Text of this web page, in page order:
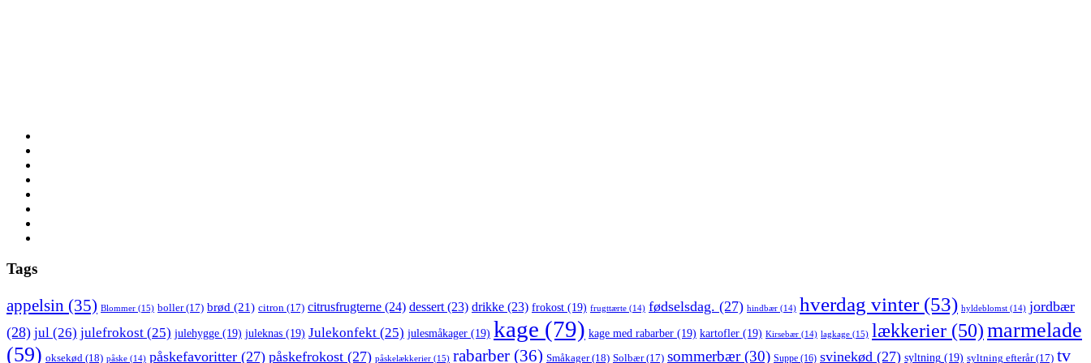
Tags
appelsin (35) Blommer (15) boller(17) brød (21) citron (17) citrusfrugterne (24) dessert (23) drikke (23) frokost (19) frugttærte (14) fødselsdag. (27) hindbær (14) hverdag vinter(53) hyldeblomst (14) jordbær
(28) jul (26) julefrokost (25) julehygge (19) juleknas (19) Julekonfekt (25) julesmåkager (19) kage (79) kage med rabarber (19) kartofler (19) Kirsebær (14) lagkage (15) lækkerier (50)marmelade
(59) oksekød (18) påske (14) påskefavoritter (27) påskefrokost (27) påskelækkerier (15) rabarber (36) Småkager(18) Solbær(17) sommerbær(30) Suppe (16) svinekød (27) syltning (19) syltning efterår(17) tv